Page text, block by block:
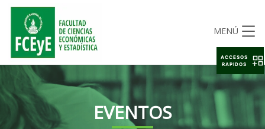
MENÚ
EVENTOS
ACCESOS
RAPIDOS